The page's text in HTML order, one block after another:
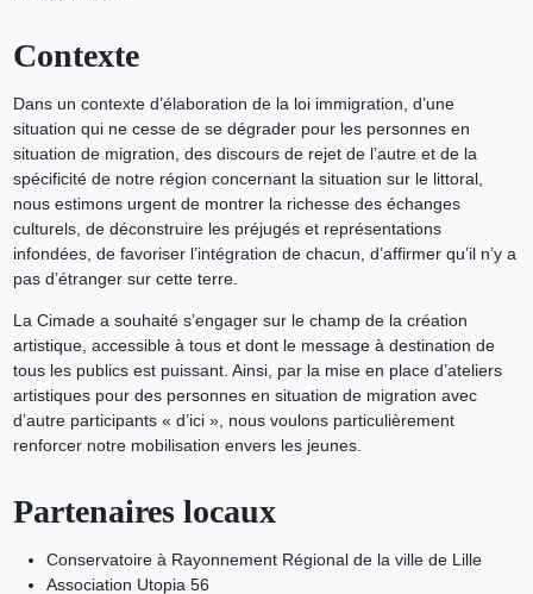
Contexte
Dans un contexte d’élaboration de la loi immigration, d’une
situation qui ne cesse de se dégrader pour les personnes en
situation de migration, des discours de rejet de l’autre et de la
spécificité de notre région concernant la situation sur le littoral,
nous estimons urgent de montrer la richesse des échanges
culturels, de déconstruire les préjugés et représentations
infondées, de favoriser l’intégration de chacun, d’affirmer qu’il n’y a
pas d’étranger sur cette terre.
La Cimade a souhaité s’engager sur le champ de la création
artistique, accessible à tous et dont le message à destination de
tous les publics est puissant. Ainsi, par la mise en place d’ateliers
artistiques pour des personnes en situation de migration avec
d’autre participants « d’ici », nous voulons particulièrement
renforcer notre mobilisation envers les jeunes.
Partenaires locaux
Conservatoire à Rayonnement Régional de la ville de Lille
Association Utopia 56